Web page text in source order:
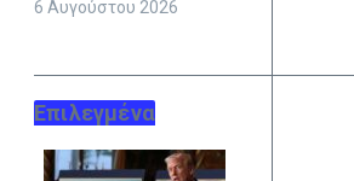
6 Αυγούστου 2026
Επιλεγμένα